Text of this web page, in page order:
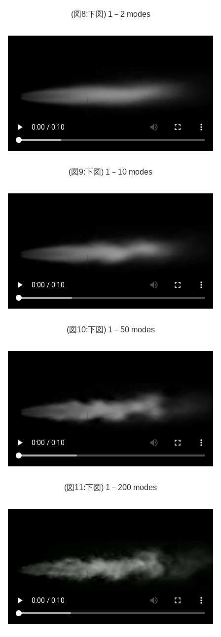
(図8:下図) 1－2 modes
(図9:下図) 1－10 modes
(図10:下図) 1－50 modes
(図11:下図) 1－200 modes